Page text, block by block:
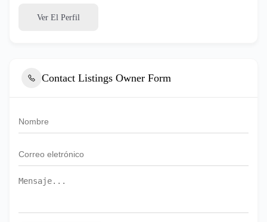
Ver El Perfil
Contact Listings Owner Form